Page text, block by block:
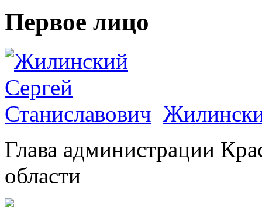
Первое лицо
Глава администрации
области